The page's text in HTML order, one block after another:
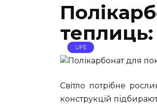
LIFE
Світло потрібне
конструкцій